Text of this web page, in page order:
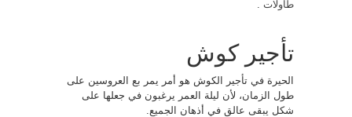
طاولات
تأجير كوش
الحيرة في تأجير الكوش هو أمر يمر بع العروسين على
طول الزمان، لأن ليلة العمر يرغبون في جعلها على
شكل يبقى عالق في أذهان الجميع.